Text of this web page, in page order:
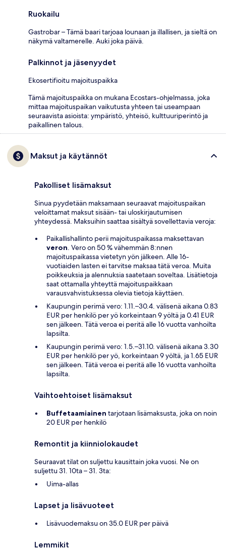
Ruokailu
Gastrobar – Tämä baari tarjoaa lounaan ja illallisen, ja sieltä on
näkymä valtamerelle. Auki joka päivä.
Palkinnot ja jäsenyydet
Ekosertifioitu majoituspaikka
Tämä majoituspaikka on mukana Ecostars-ohjelmassa, joka
mittaa majoituspaikan vaikutusta yhteen tai useampaan
seuraavista asioista: ympäristö, yhteisö, kulttuuriperintö ja
paikallinen talous.
Maksut ja käytännöt
Pakolliset lisämaksut
Sinua pyydetään maksamaan seuraavat majoituspaikan
veloittamat maksut sisään- tai uloskirjautumisen
yhteydessä. Maksuihin saattaa sisältyä sovellettavia veroja:
Paikallishallinto perii majoituspaikassa maksettavan
veron. Vero on 50 % vähemmän 8:nnen
majoituspaikassa vietetyn yön jälkeen. Alle 16-
vuotiaiden lasten ei tarvitse maksaa tätä veroa. Muita
poikkeuksia ja alennuksia saatetaan soveltaa. Lisätietoja
saat ottamalla yhteyttä majoituspaikkaan
varausvahvistuksessa olevia tietoja käyttäen.
Kaupungin perimä vero: 1.11.–30.4. välisenä aikana 0.83
EUR per henkilö per yö korkeintaan 9 yöltä ja 0.41 EUR
sen jälkeen. Tätä veroa ei peritä alle 16 vuotta vanhoilta
lapsilta.
Kaupungin perimä vero: 1.5.–31.10. välisenä aikana 3.30
EUR per henkilö per yö, korkeintaan 9 yöltä, ja 1.65 EUR
sen jälkeen. Tätä veroa ei peritä alle 16 vuotta vanhoilta
lapsilta.
Vaihtoehtoiset lisämaksut
Buffetaamiainen tarjotaan lisämaksusta, joka on noin
20 EUR per henkilö
Remontit ja kiinniolokaudet
Seuraavat tilat on suljettu kausittain joka vuosi. Ne on
suljettu 31. 10ta – 31. 3ta:
Uima-allas
Lapset ja lisävuoteet
Lisävuodemaksu on 35.0 EUR per päivä
Lemmikit